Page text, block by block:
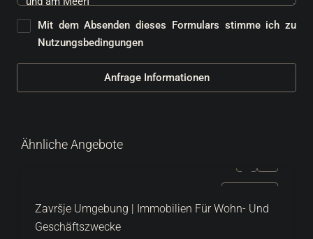
Mit dem Absenden dieses Formulars stimme ich zu
Nutzungsbedingungen
Anfrage Informationen
Ähnliche Angebote
Završje Umgebung | Immobilien Für Wohn- Und
Geschäftszwecke